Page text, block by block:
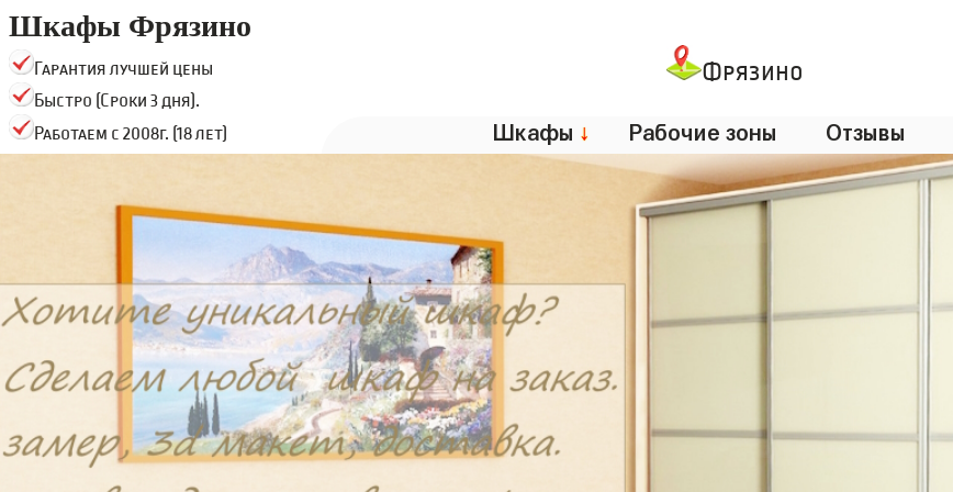
Шкафы Фрязино
Гарантия лучшей цены
Быстро (Сроки 3 дня).
Работаем с 2008г. (18 лет)
Фрязино
Шкафы ↓ Рабочие зоны Отзывы